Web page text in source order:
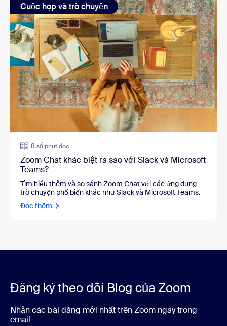
Cuộc họp và trò chuyện
8 số phút đọc
Zoom Chat khác biệt ra sao với Slack và Microsoft
Teams?
Tìm hiểu thêm và so sánh Zoom Chat với các ứng dụng
trò chuyện phổ biến khác như Slack và Microsoft Teams.
Đọc thêm
Đăng ký theo dõi Blog của Zoom
Nhận các bài đăng mới nhất trên Zoom ngay trong
email